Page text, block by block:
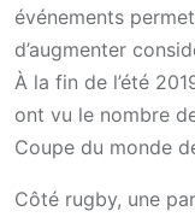
événements
d’augmenter
À la fin de l’été
ont vu le nombre
Coupe du monde
Côté rugby, une